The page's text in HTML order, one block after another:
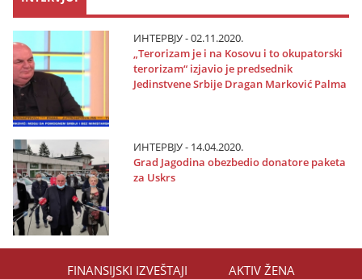
ИНТЕРВЈУ - 02.11.2020.
„Terorizam јe i na Kosovu i to okupatorski
terorizam“ izјavio јe predsednik
Јedinstvene Srbiјe Dragan Marković Palma
ИНТЕРВЈУ - 14.04.2020.
Grad Јagodina obezbedio donatore paketa
za Uskrs
FINANSIЈSKI IZVEŠTAЈI AKTIV ŽENA